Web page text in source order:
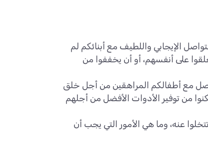
الإيجابي واللطيف مع أبنائكم لم
على أنفسهم، أو أن يخففوا من
مع أطفالكم المراهقين من أجل خلق
من توفير الأدوات الأفضل من أجلهم
عنه، وما هي الأمور التي يجب أن